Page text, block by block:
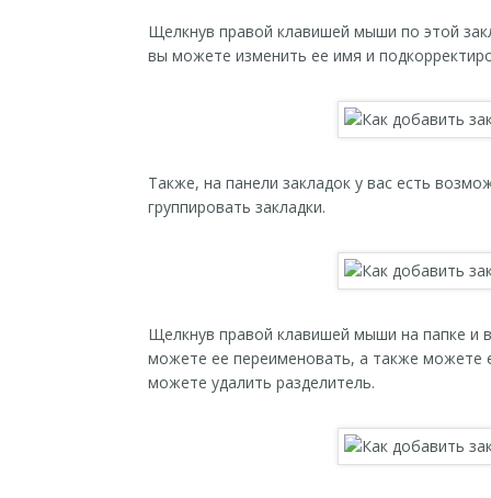
Щелкнув правой клавишей мыши по этой
вы можете изменить ее имя и
Также, на панели закладок у вас есть
группировать закладки.
Щелкнув правой клавишей мыши на папке
можете ее переименовать, а также можете
можете удалить разделитель.